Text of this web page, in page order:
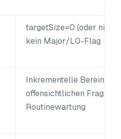
targetSize=0 (oder nicht
kein Major/L0-Flag
Inkrementelle
offensichtlichen
Routinewartung